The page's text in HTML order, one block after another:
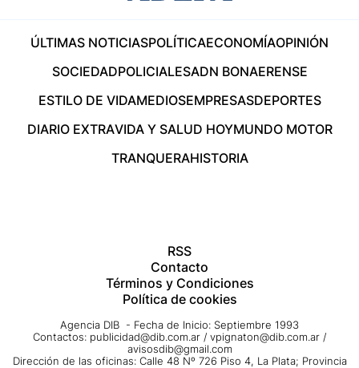
ÚLTIMAS NOTICIASPOLÍTICAECONOMÍAOPINIÓN
SOCIEDADPOLICIALESADN BONAERENSE
ESTILO DE VIDAMEDIOSEMPRESASDEPORTES
DIARIO EXTRAVIDA Y SALUD HOYMUNDO MOTOR
TRANQUERAHISTORIA
RSS
Contacto
Términos y Condiciones
Política de cookies
Agencia DIB - Fecha de Inicio: Septiembre 1993
Contactos: publicidad@dib.com.ar / vpignaton@dib.com.ar /
avisosdib@gmail.com
Dirección de las oficinas: Calle 48 Nº 726 Piso 4, La Plata; Provincia